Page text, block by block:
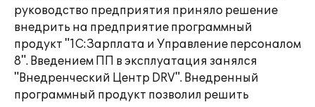
руководство предприятия приняло решение
внедрить на предприятие программный
продукт "1С:Зарплата и Управление персоналом
8". Введением ПП в эксплуатация занялся
"Внедренческий Центр DRV". Внедренный
программный продукт позволил решить